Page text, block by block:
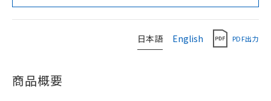
日本語 English PDF出力
商品概要